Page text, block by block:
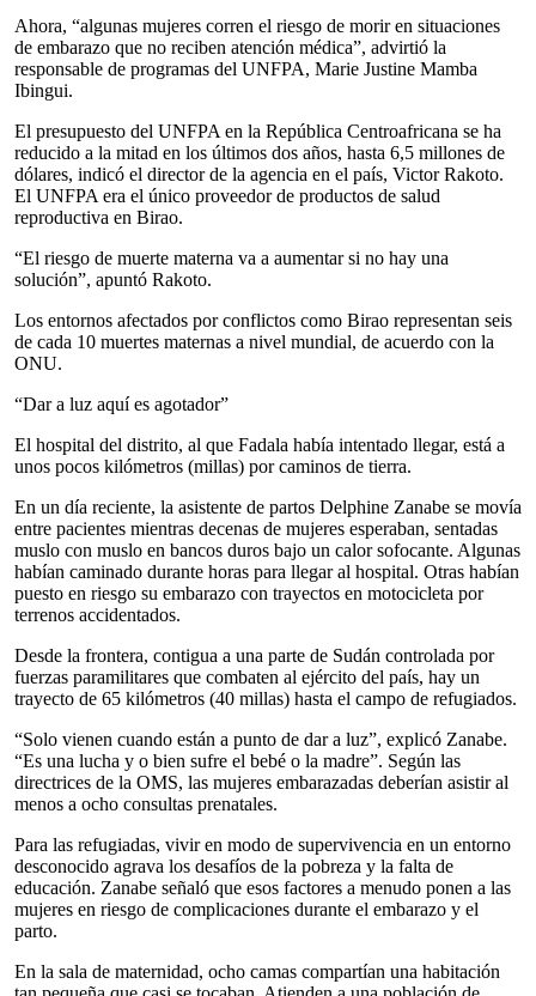
Ahora, “algunas mujeres corren el riesgo de morir en situaciones
de embarazo que no reciben atención médica”, advirtió la
responsable de programas del UNFPA, Marie Justine Mamba
Ibingui.
El presupuesto del UNFPA en la República Centroafricana se ha
reducido a la mitad en los últimos dos años, hasta 6,5 millones de
dólares, indicó el director de la agencia en el país, Victor Rakoto.
El UNFPA era el único proveedor de productos de salud
reproductiva en Birao.
“El riesgo de muerte materna va a aumentar si no hay una
solución”, apuntó Rakoto.
Los entornos afectados por conflictos como Birao representan seis
de cada 10 muertes maternas a nivel mundial, de acuerdo con la
ONU.
“Dar a luz aquí es agotador”
El hospital del distrito, al que Fadala había intentado llegar, está a
unos pocos kilómetros (millas) por caminos de tierra.
En un día reciente, la asistente de partos Delphine Zanabe se movía
entre pacientes mientras decenas de mujeres esperaban, sentadas
muslo con muslo en bancos duros bajo un calor sofocante. Algunas
habían caminado durante horas para llegar al hospital. Otras habían
puesto en riesgo su embarazo con trayectos en motocicleta por
terrenos accidentados.
Desde la frontera, contigua a una parte de Sudán controlada por
fuerzas paramilitares que combaten al ejército del país, hay un
trayecto de 65 kilómetros (40 millas) hasta el campo de refugiados.
“Solo vienen cuando están a punto de dar a luz”, explicó Zanabe.
“Es una lucha y o bien sufre el bebé o la madre”. Según las
directrices de la OMS, las mujeres embarazadas deberían asistir al
menos a ocho consultas prenatales.
Para las refugiadas, vivir en modo de supervivencia en un entorno
desconocido agrava los desafíos de la pobreza y la falta de
educación. Zanabe señaló que esos factores a menudo ponen a las
mujeres en riesgo de complicaciones durante el embarazo y el
parto.
En la sala de maternidad, ocho camas compartían una habitación